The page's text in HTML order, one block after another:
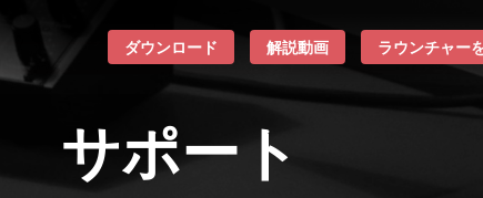
ダウンロード 解説動画 ラウンチャー
サポート